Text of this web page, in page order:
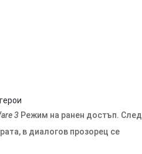
3 Режим на ранен достъп. След
в диалогов прозорец се